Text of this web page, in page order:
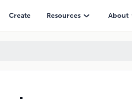
Create Resources About